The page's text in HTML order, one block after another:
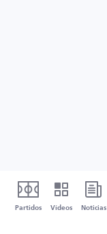
Partidos Vídeos Noticias